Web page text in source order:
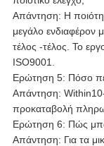
Απάντηση: Η
μεγάλο ενδιαφέρον
τέλος -τέλος. Το
ISO9001.
Ερώτηση 5: Πόσο
Απάντηση:
προκαταβολή
Ερώτηση 6: Πώς
Απάντηση: Για τα